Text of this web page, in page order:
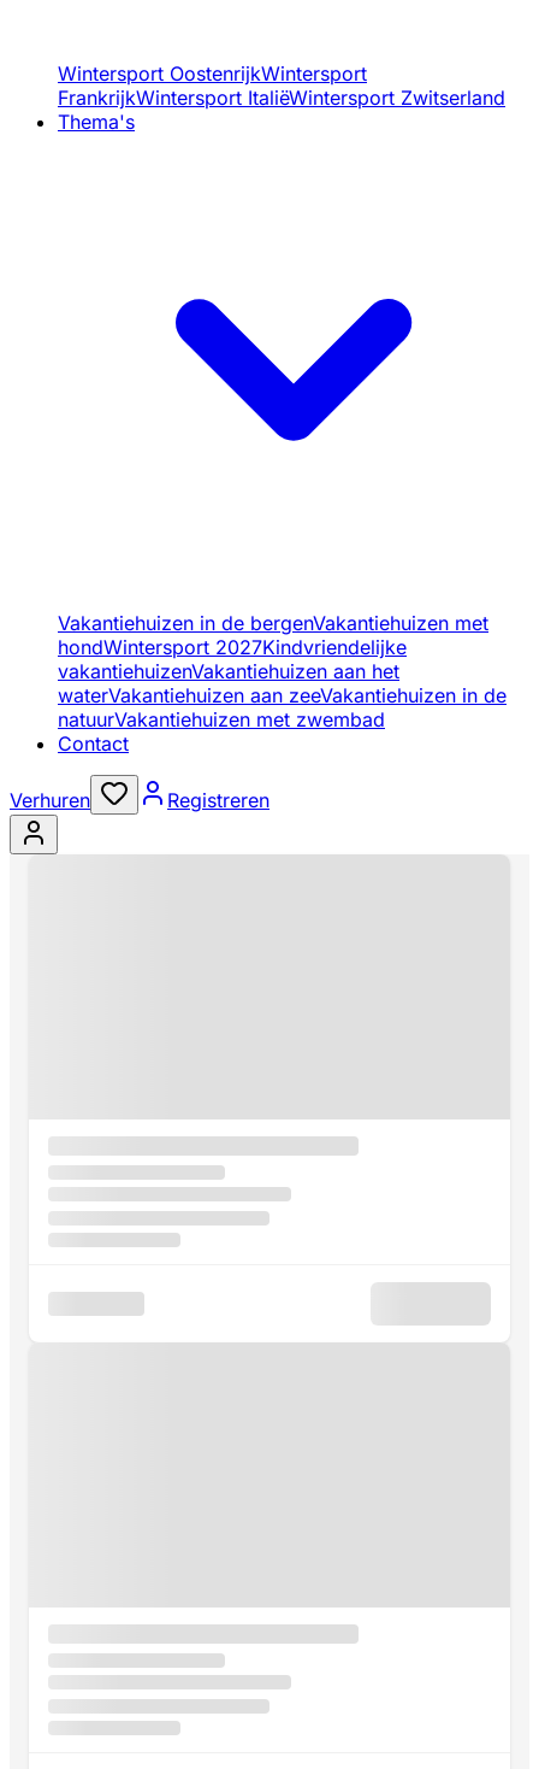
Wintersport OostenrijkWintersport
FrankrijkWintersport ItaliëWintersport Zwitserland
Thema's
Vakantiehuizen in de bergenVakantiehuizen met
hondWintersport 2027Kindvriendelijke
vakantiehuizenVakantiehuizen aan het
waterVakantiehuizen aan zeeVakantiehuizen in de
natuurVakantiehuizen met zwembad
Contact
Verhuren Registreren